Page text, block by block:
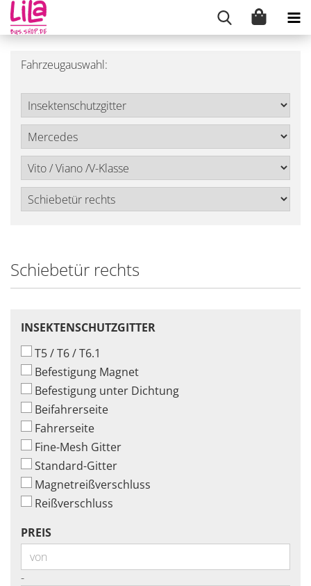
Fahrzeugauswahl:
Schiebetür rechts
INSEKTENSCHUTZGITTER
INSEKTENSCHUTZGITTER
T5 / T6 / T6.1
Befestigung Magnet
Befestigung unter Dichtung
Beifahrerseite
Fahrerseite
Fine-Mesh Gitter
Standard-Gitter
Magnetreißverschluss
Reißverschluss
PREIS
PREIS
Preis bis
-